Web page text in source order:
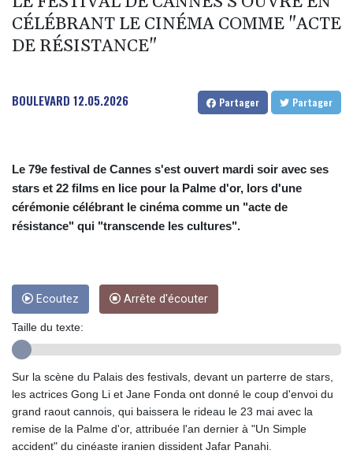
BYR 19600
BZD 2.00519
CLF 0.023206
CLP 913.315746
COP
CUC 1
EGP 49.631449
ERN 15
ETB 160.923669
EUR 0.86495
FJD 2.20855
FKP 0.74148
CÉLÉBRANT LE CINÉMA COMME "ACTE
DE RÉSISTANCE"
BOULEVARD 12.05.2026 Partager Partager
Le 79e festival de Cannes s'est ouvert mardi soir avec ses
stars et 22 films en lice pour la Palme d'or, lors d'une
cérémonie célébrant le cinéma comme un "acte de
résistance" qui "transcende les cultures".
Ecoutez Arrête d'écouter
Taille du texte:
Sur la scène du Palais des festivals, devant un parterre de stars,
les actrices Gong Li et Jane Fonda ont donné le coup d'envoi du
grand raout cannois, qui baissera le rideau le 23 mai avec la
remise de la Palme d'or, attribuée l'an dernier à "Un Simple
accident" du cinéaste iranien dissident Jafar Panahi.